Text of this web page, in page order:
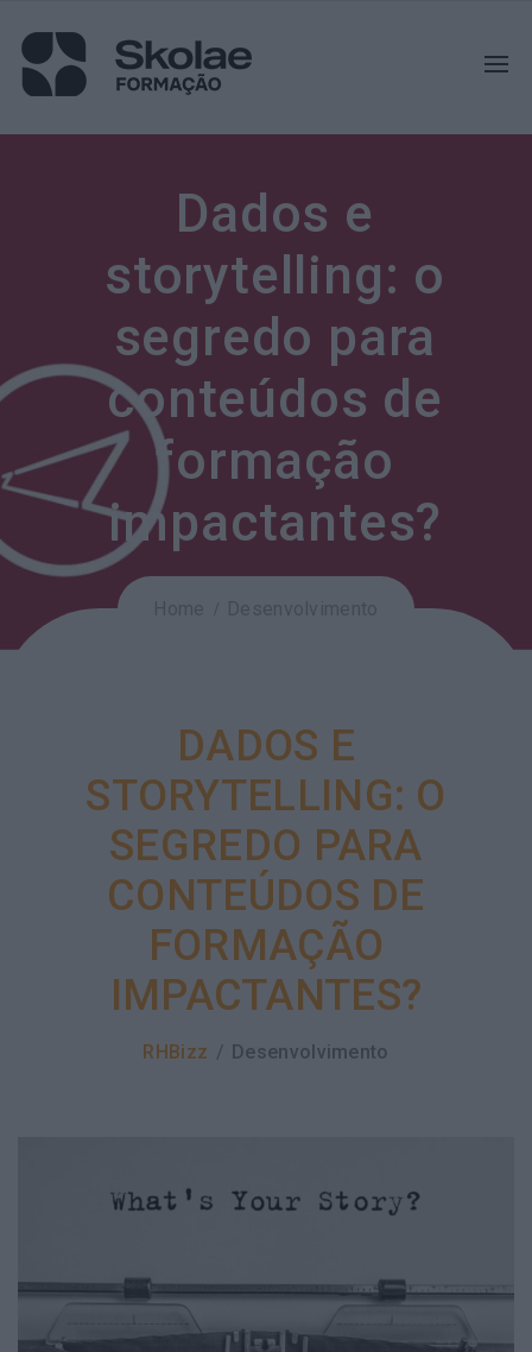
Dados e
storytelling: o
segredo para
conteúdos de
formação
impactantes?
DADOS E
STORYTELLING: O
SEGREDO PARA
CONTEÚDOS DE
FORMAÇÃO
IMPACTANTES?
RHBizz Desenvolvimento